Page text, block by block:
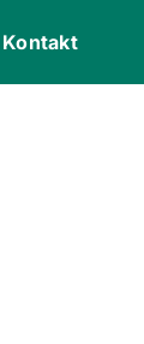
Kontakt